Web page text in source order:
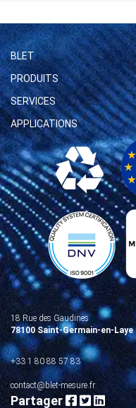
BLET
PRODUITS
SERVICES
APPLICATIONS
18 Rue des Gaudines
78100 Saint-Germain-en-Laye
+33 1 80 88 57 83
contact@blet-mesure.fr
Partager